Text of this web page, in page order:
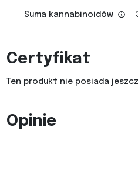
Suma kannabinoidów
Certyfikat
Ten produkt nie posiada
Opinie